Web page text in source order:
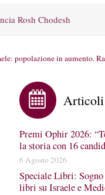
Rosh Chodesh
popolazione in aumento.
Articoli
Premi Ophir 2026:
la storia con 16
6 Agosto 2026
Speciale Libri:
libri su Israele e